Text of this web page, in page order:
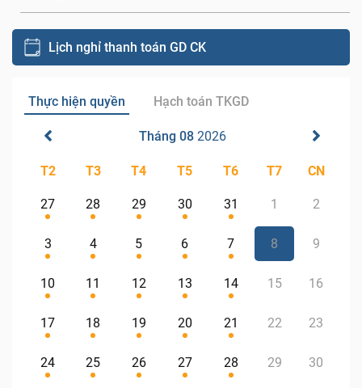
Lịch nghỉ thanh toán GD CK
Thực hiện quyền Hạch toán TKGD
Tháng 08 2026
T2 T3 T4 T5 T6 T7 CN
27 28 29 30 31 1 2
3 4 5 6 7 8 9
10 11 12 13 14 15 16
17 18 19 20 21 22 23
24 25 26 27 28 29 30